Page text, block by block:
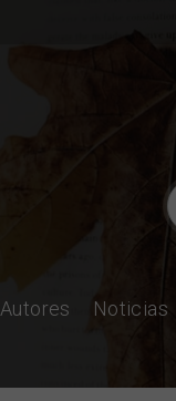
Autores Noticias